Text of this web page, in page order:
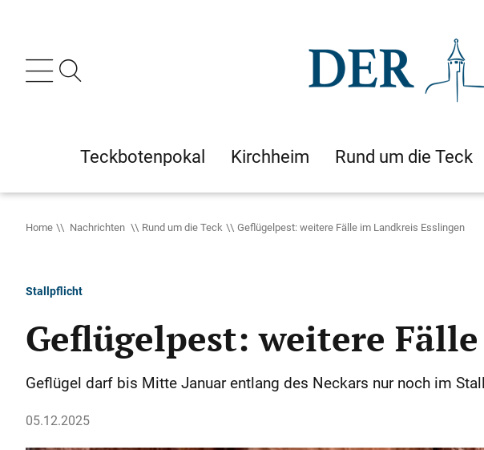
Teckbotenpokal Kirchheim Rund um die Teck
Home Nachrichten Rund um die Teck Geflügelpest: weitere Fälle im Landkreis Esslingen
Stallpflicht
Geflügelpest: weitere
Geflügel darf bis Mitte Januar entlang des Neckars nur noch im
05.12.2025